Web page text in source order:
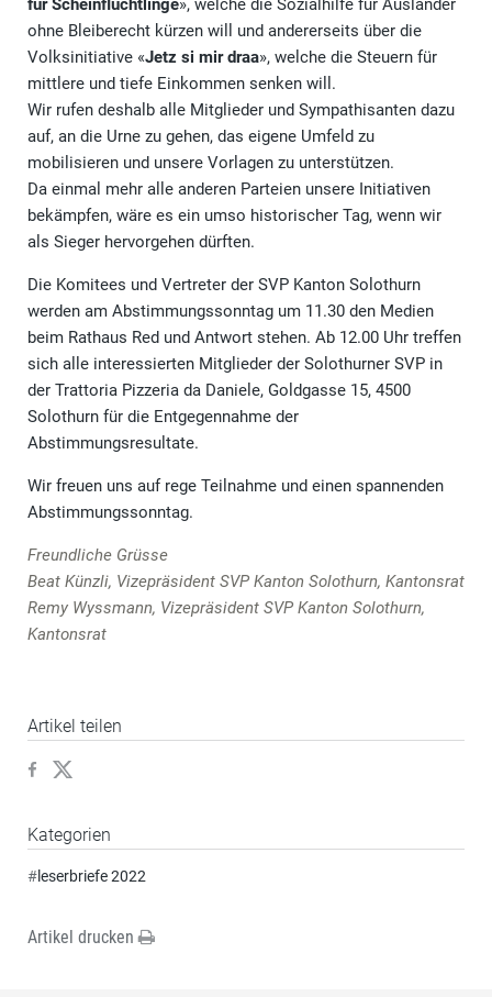
für Scheinflüchtlinge», welche die Sozialhilfe für Ausländer
ohne Bleiberecht kürzen will und andererseits über die
Volksinitiative «Jetz si mir draa», welche die Steuern für
mittlere und tiefe Einkommen senken will.
Wir rufen deshalb alle Mitglieder und Sympathisanten dazu
auf, an die Urne zu gehen, das eigene Umfeld zu
mobilisieren und unsere Vorlagen zu unterstützen.
Da einmal mehr alle anderen Parteien unsere Initiativen
bekämpfen, wäre es ein umso historischer Tag, wenn wir
als Sieger hervorgehen dürften.
Die Komitees und Vertreter der SVP Kanton Solothurn
werden am Abstimmungssonntag um 11.30 den Medien
beim Rathaus Red und Antwort stehen. Ab 12.00 Uhr treffen
sich alle interessierten Mitglieder der Solothurner SVP in
der Trattoria Pizzeria da Daniele, Goldgasse 15, 4500
Solothurn für die Entgegennahme der
Abstimmungsresultate.
Wir freuen uns auf rege Teilnahme und einen spannenden
Abstimmungssonntag.
Freundliche Grüsse
Beat Künzli, Vizepräsident SVP Kanton Solothurn, Kantonsrat
Remy Wyssmann, Vizepräsident SVP Kanton Solothurn,
Kantonsrat
Artikel teilen
Kategorien
#leserbriefe 2022
Artikel drucken